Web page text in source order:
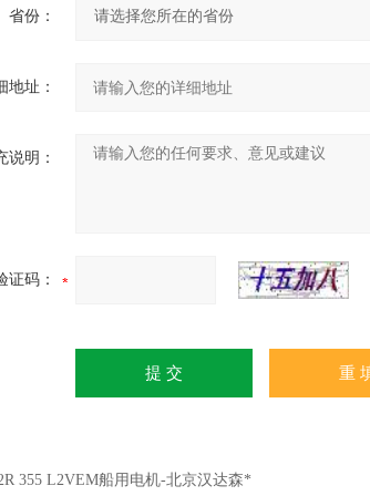
省份：
地址：
说明：
证码：
355 L2VEM船用电机-北京汉达森*